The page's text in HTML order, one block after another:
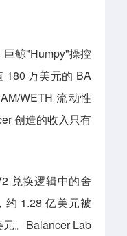
鲸"Humpy"操控
180 万美元的 BA
WETH 流动性
创造的收入只有
兑换逻辑中的舍
约 1.28 亿美元被
。Balancer Lab